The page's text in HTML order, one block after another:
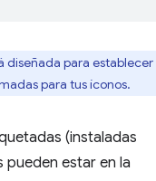
diseñada para establecer
para tus íconos.
(instaladas
pueden estar en la